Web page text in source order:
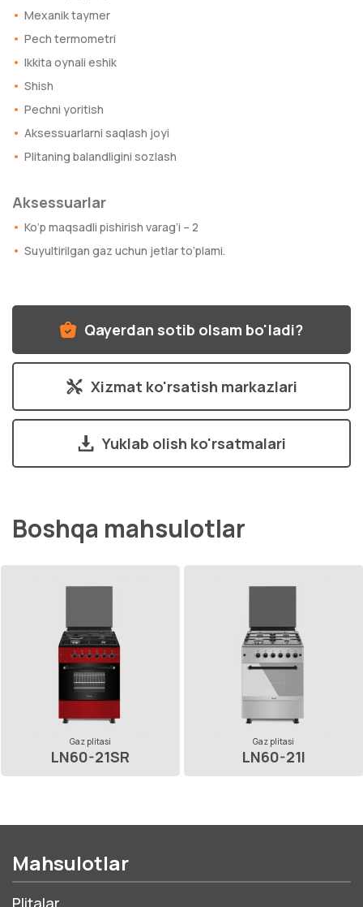
Mexanik taymer
Pech termometri
Ikkita oynali eshik
Shish
Pechni yoritish
Aksessuarlarni saqlash joyi
Plitaning balandligini sozlash
Aksessuarlar
Ko’p maqsadli pishirish varag’i – 2
Suyultirilgan gaz uchun jetlar to’plami.
Qayerdan sotib olsam bo'ladi?
Xizmat ko'rsatish markazlari
Yuklab olish ko'rsatmalari
Boshqa mahsulotlar
Gaz plitasi
LN60-21SR
Gaz plitasi
LN60-21I
Mahsulotlar
Plitalar